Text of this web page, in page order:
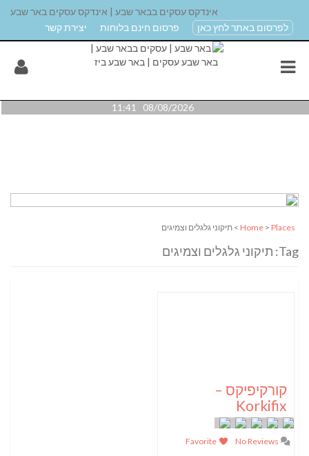
אינדקס עסקים בבאר שבע | אינדקס עסקים באר שבע
לפרסום באתר לחץ כאן
פרסום חינם בלוחות יצירת קשר
08/08/2026 11:41
Home > Places > תיקוני גלגלים וצמיגים
Tag: תיקוני גלגלים וצמיגים
קורקיפיקס –
Korkifix